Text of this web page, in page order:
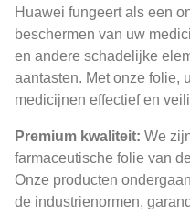
Huawei fungeert als een
beschermen van uw
en andere schadelijke
aantasten. Met onze folie,
medicijnen effectief en
Premium kwaliteit: We
farmaceutische folie van
Onze producten
de industrienormen,